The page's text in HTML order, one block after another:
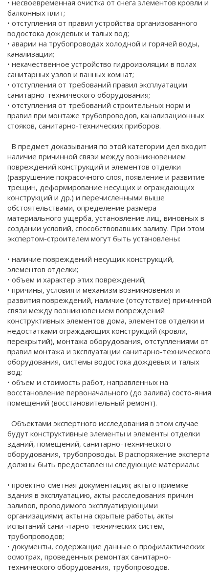
• несвоевременная очистка от снега элементов кровли и
балконных плит;
• отступления от правил устройства организованного
водостока дождевых и талых вод;
• аварии на трубопроводах холодной и горячей воды,
канализации;
• некачественное устройство гидроизоляции в полах
санитарных узлов и ванных комнат;
• отступления от требований правил эксплуатации
санитарно-технического оборудования;
• отступления от требований строительных норм и
правил при монтаже трубопроводов, канализационных
стояков, санитарно-технических приборов.
В предмет доказывания по этой категории дел входит
наличие причинной связи между возникновением
повреждений конструкций и элементов отделки
(разрушение покрасочного слоя, появление и развитие
трещин, деформирование несущих и ограждающих
конструкций и др.) и перечисленными выше
обстоятельствами, определение размера
материального ущерба, установление лиц, виновных в
создании условий, способствовавших заливу. При этом
экспертом-строителем могут быть установлены:
• наличие повреждений несущих конструкций,
элементов отделки;
• объем и характер этих повреждений;
• причины, условия и механизм возникновения и
развития повреждений, наличие (отсутствие) причинной
связи между возникновением повреждений
конструктивных элементов дома, элементов отделки и
недостатками ограждающих конструкций (кровли,
перекрытий), монтажа оборудования, отступлениями от
правил монтажа и эксплуатации санитарно-технического
оборудования, системы водостока дождевых и талых
вод;
• объем и стоимость работ, направленных на
восстановление первоначального (до залива) состо-яния
помещений (восстановительный ремонт).
Объектами экспертного исследования в этом случае
будут конструктивные элементы и элементы отделки
зданий, помещений, санитарно-технического
оборудования, трубопроводы. В распоряжение эксперта
должны быть предоставлены следующие материалы:
• проектно-сметная документация; акты о приемке
здания в эксплуатацию, акты расследования причин
заливов, проводимого эксплуатирующими
организациями; акты на скрытые работы, акты
испытаний сани¬тарно-технических систем,
трубопроводов;
• документы, содержащие данные о профилактических
осмотрах, проведенных ремонтах санитарно-
технического оборудования, трубопроводов.